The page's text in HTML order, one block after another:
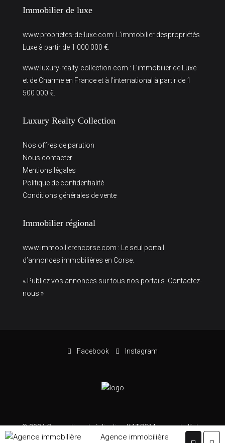
Immobilier de luxe
www.proprietes-de-luxe.com: L’immobilier despropriétés
Luxe à partir de 1 000 000 €.
www.luxury-realty-collection.com : L’immobilier de Luxe
et de Charme en France et à l’international à partir de 1
500 000 €.
Luxury Realty Collection
Nos offres de parution
Nous contacter
Mentions légales
Politique de confidentialité
Conditions générales de vente
Immobilier régional
www.immobilierencorse.com : Le seul portail
d’annonces immobilières en Corse.
« Publiez vos annonces sur tous nos portails. Contactez-
nous »
Facebook Instagram
© 2024 Conception et réalisation KATCOM –www.kalliste-
communication.com
Agence immobilière